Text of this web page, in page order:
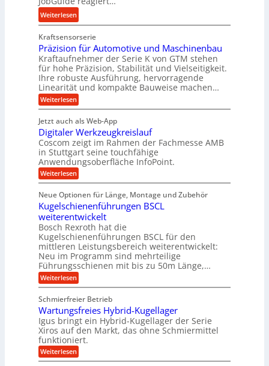
e
l
e
w
i
n
d
e
t
r
i
e
b
e
f
r
r
a
u
e
U
m
g
b
u
n
g
e
n
s
a
t
z
u
n
d
A
u
f
t
r
a
g
s
e
n
g
a
n
g
i
t
o
s
e
,
w
e
n
i
g
e
r
S
t
e
l
l
e
n
Weiterlesen:
V
e
r
n
e
t
z
t
S
t
e
u
e
r
u
n
g
f
ü
r
R
a
p
i
d
a
-
M
a
Kraftsensorserie
Präzision für Automotive und Maschinenbau
Kraftaufnehmer der Serie K von GTM stehen
für hohe Präzision, Stabilität und Vielseitigkeit.
Ihre robuste Ausführung, hervorragende
Linearität und kompakte Bauweise machen…
Weiterlesen:
P
ä
z
i
s
i
o
n
f
r
A
u
t
o
m
o
t
i
v
e
n
d
M
a
s
c
h
i
Jetzt auch als Web-App
Digitaler Werkzeugkreislauf
Coscom zeigt im Rahmen der Fachmesse AMB
in Stuttgart seine touchfähige
Anwendungsoberfläche InfoPoint.
Weiterlesen:
D
g
i
t
a
l
e
r
W
e
r
k
z
e
u
g
k
r
e
i
s
Neue Optionen für Länge, Montage und Zubehör
Kugelschienenführungen BSCL
weiterentwickelt
Bosch Rexroth hat die
Kugelschienenführungen BSCL für den
mittleren Leistungsbereich weiterentwickelt:
Neu im Programm sind mehrteilige
Führungsschienen mit bis zu 50m Länge,…
Weiterlesen:
K
g
e
l
s
c
h
i
e
Schmierfreier Betrieb
Wartungsfreies Hybrid-Kugellager
Igus bringt ein Hybrid-Kugellager der Serie
Xiros auf den Markt, das ohne Schmiermittel
funktioniert.
Weiterlesen:
W